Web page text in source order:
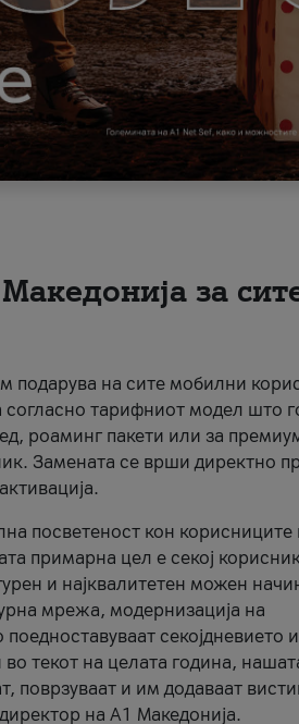
за
подарува на сите мобилни
тарифниот модел што
роаминг пакети или за
Замената се врши директно
посветеност кон корисниците
примарна цел е секој
и најквалитетен можен
мрежа, модернизација на
секојдневието
текот на целата година,
поврзуваат и им додаваат
на А1 Македонија.